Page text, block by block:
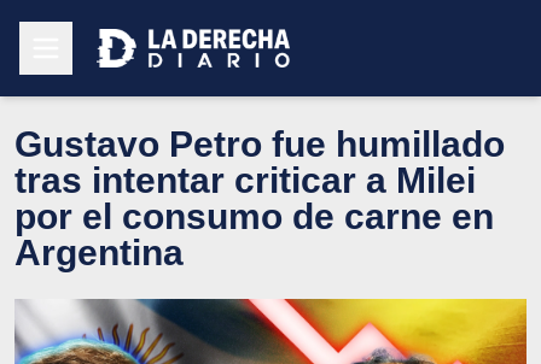
Gustavo Petro fue humillado
tras intentar criticar a Milei
por el consumo de carne en
Argentina